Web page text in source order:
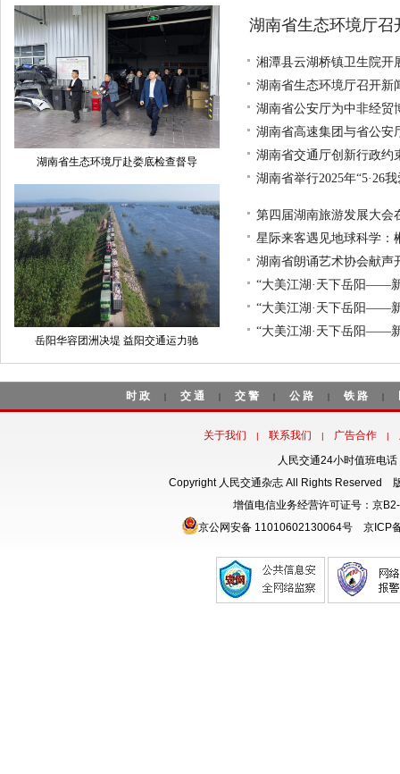
湖南省生态环境厅赴娄底检查督导
岳阳华容团洲决堤 益阳交通运力驰
湖南省生态环境厅召
湘潭县云湖桥镇卫生院开
湖南省生态环境厅召开新
湖南省公安厅为中非经贸
湖南省高速集团与省公安
湖南省交通厅创新行政约
湖南省举行2025年“5·26
第四届湖南旅游发展大会
星际来客遇见地球科学：
湖南省朗诵艺术协会献声
“大美江湖·天下岳阳——
“大美江湖·天下岳阳——
“大美江湖·天下岳阳——
时政 | 交通 | 交警 | 公路 | 铁路 |
关于我们 | 联系我们 | 广告合作 |
人民交通24小时值班电
Copyright 人民交通杂志 All Rights Reserved
增值电信业务经营许可证号：京
京公网安备 11010602130064号
京ICP